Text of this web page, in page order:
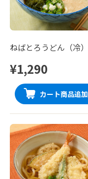
ねばとろうどん（冷）
¥1,290
カート商品追加